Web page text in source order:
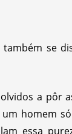
se
a pôr
homem
essa